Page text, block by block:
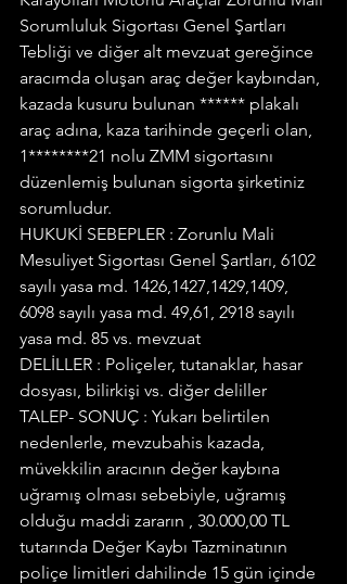
Sorumluluk Sigortası Genel Şartları
Tebliği ve diğer alt mevzuat gereğince
aracımda oluşan araç değer kaybından,
kazada kusuru bulunan ****** plakalı
araç adına, kaza tarihinde geçerli olan,
1********21 nolu ZMM sigortasını
düzenlemiş bulunan sigorta şirketiniz
sorumludur.
HUKUKİ SEBEPLER : Zorunlu Mali
Mesuliyet Sigortası Genel Şartları, 6102
sayılı yasa md. 1426,1427,1429,1409,
6098 sayılı yasa md. 49,61, 2918 sayılı
yasa md. 85 vs. mevzuat
DELİLLER : Poliçeler, tutanaklar, hasar
dosyası, bilirkişi vs. diğer deliller
TALEP- SONUÇ : Yukarı belirtilen
nedenlerle, mevzubahis kazada,
müvekkilin aracının değer kaybına
uğramış olması sebebiyle, uğramış
olduğu maddi zararın , 30.000,00 TL
tutarında Değer Kaybı Tazminatının
poliçe limitleri dahilinde 15 gün içinde